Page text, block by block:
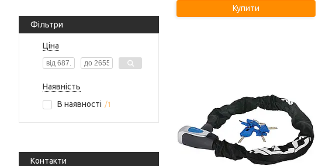
Фільтри
Ціна
Наявність
В наявності
1
Контакти
Купити